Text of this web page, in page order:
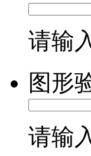
请输
图形
请输